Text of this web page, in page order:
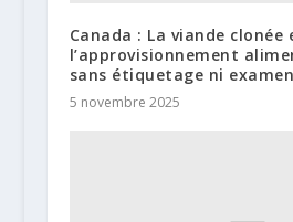
Canada : La viande clonée
l’approvisionnement
sans étiquetage ni examen
5 novembre 2025